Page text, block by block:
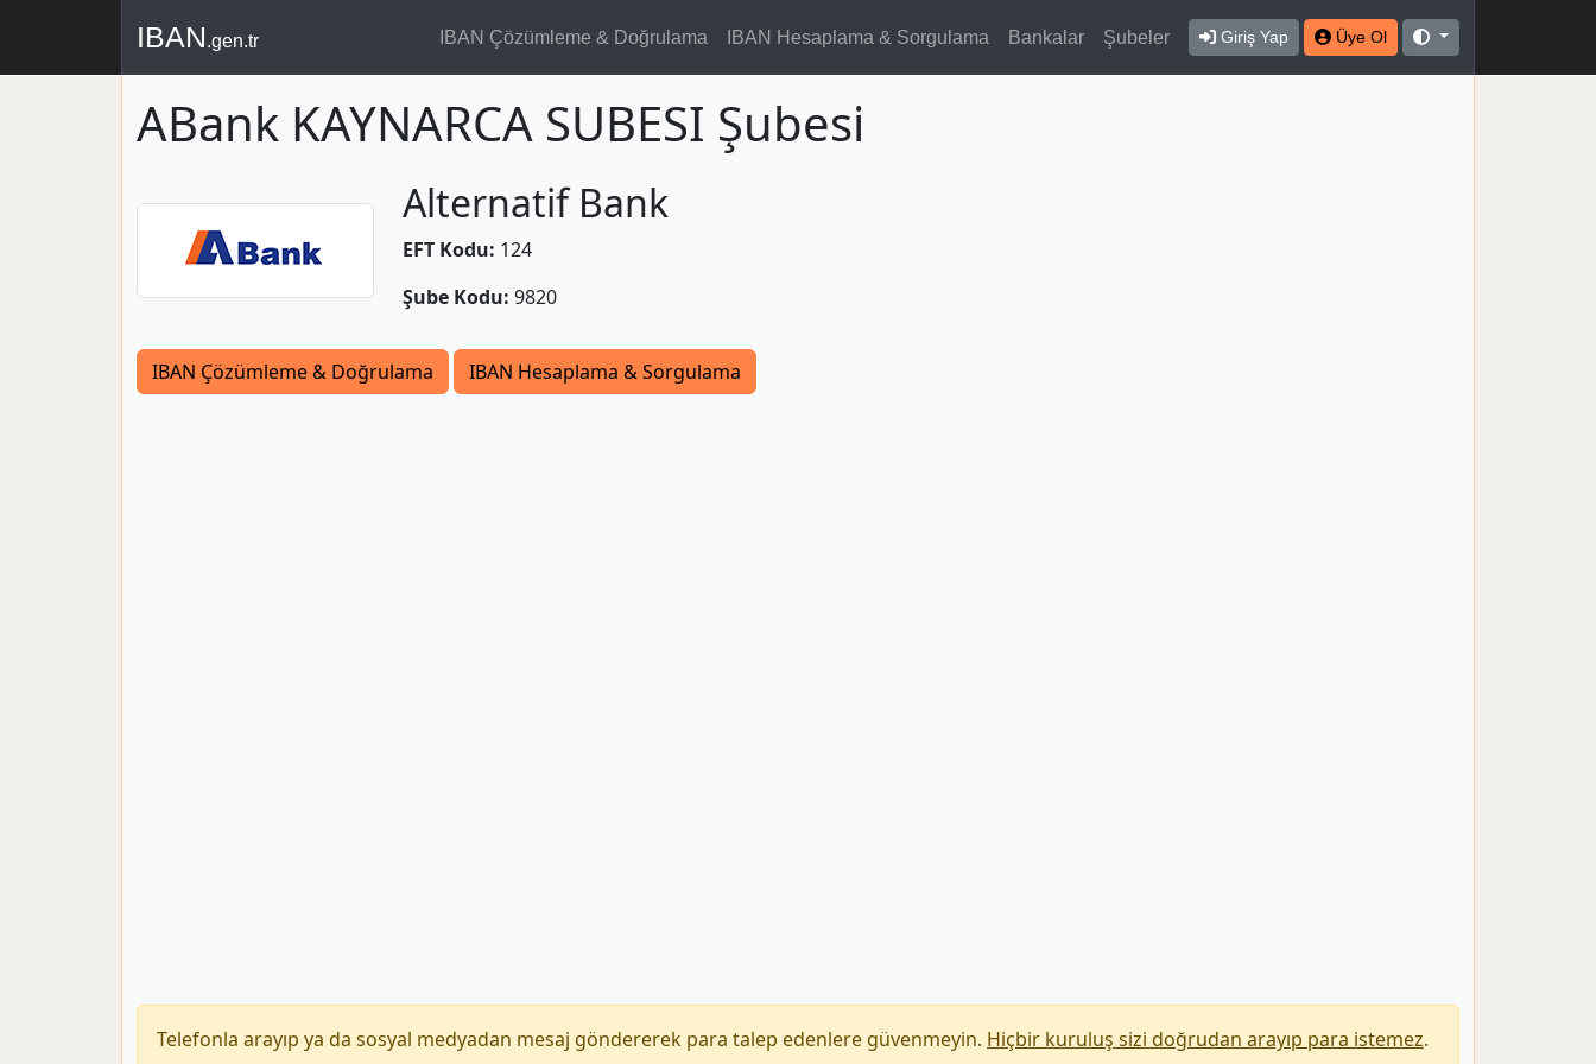
IBAN.gen.tr IBAN Çözümleme & Doğrulama IBAN Hesaplama & Sorgulama Bankalar Şubeler Giriş Yap Üye Ol
ABank KAYNARCA SUBESI Şubesi
Alternatif Bank
EFT Kodu: 124
Şube Kodu: 9820
IBAN Çözümleme & Doğrulama IBAN Hesaplama & Sorgulama
Telefonla arayıp ya da sosyal medyadan mesaj göndererek para talep edenlere güvenmeyin. Hiçbir kuruluş sizi doğrudan arayıp para istemez.